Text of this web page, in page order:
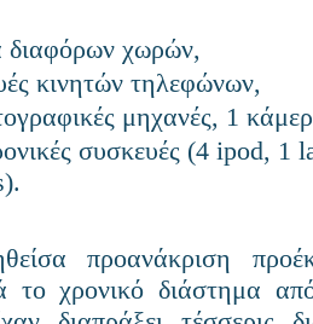
διαφόρων χωρών,
κινητών τηλεφώνων,
μηχανές, 1
συσκευές (4 ipod, 1
προανάκριση
το χρονικό διάστημα